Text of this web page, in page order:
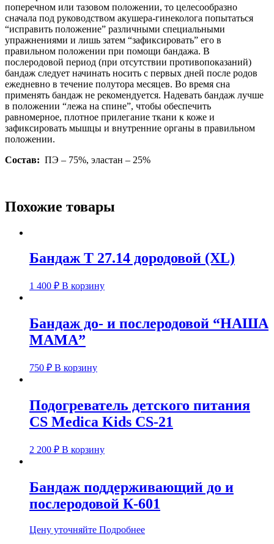
поперечном или тазовом положении, то целесообразно
сначала под руководством акушера-гинеколога попытаться
“исправить положение” различными специальными
упражнениями и лишь затем “зафиксировать” его в
правильном положении при помощи бандажа. В
послеродовой период (при отсутствии противопоказаний)
бандаж следует начинать носить с первых дней после родов
ежедневно в течение полутора месяцев. Во время сна
применять бандаж не рекомендуется. Надевать бандаж лучше
в положении “лежа на спине”, чтобы обеспечить
равномерное, плотное прилегание ткани к коже и
зафиксировать мышцы и внутренние органы в правильном
положении.
Состав: ПЭ – 75%, эластан – 25%
Похожие товары
Бандаж Т 27.14 дородовой (XL)
1 400 ₽ В корзину
Бандаж до- и послеродовой “НАША
МАМА”
750 ₽ В корзину
Подогреватель детского питания
CS Medica Kids CS-21
2 200 ₽ В корзину
Бандаж поддерживающий до и
послеродовой К-601
Цену уточняйте Подробнее